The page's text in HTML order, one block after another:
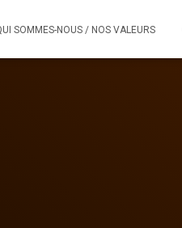
SOMMES-NOUS / NOS VALEURS